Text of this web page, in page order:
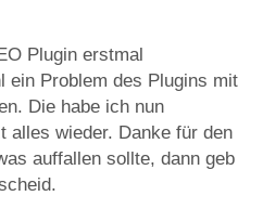
Plugin erstmal
ein Problem des Plugins mit
Die habe ich nun
alles wieder. Danke für den
auffallen sollte, dann geb